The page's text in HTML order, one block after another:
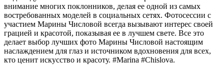
внимание многих поклонников, делая ее одной из самых
востребованных моделей в социальных сетях. Фотосессии с
участием Марины Числовой всегда вызывают интерес своей
грацией и красотой, показывая ее в лучшем свете. Все это
делает выбор лучших фото Марины Числовой настоящим
наслаждением для глаз и источником вдохновения для всех,
кто ценит искусство и красоту. #Marina #Chislova.